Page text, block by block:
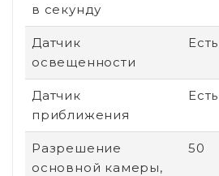
в секунду
Датчик
освещенности
Есть
Датчик
приближения
Есть
Разрешение
основной камеры,
50